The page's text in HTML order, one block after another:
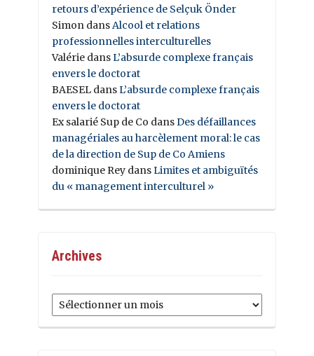
retours d’expérience de Selçuk Önder
Simon dans Alcool et relations
professionnelles interculturelles
Valérie dansL’absurde complexe français
envers le doctorat
BAESEL dansL’absurde complexe français
envers le doctorat
Ex salarié Sup de Co dans Des défaillances
managériales au harcèlement moral: le cas
de la direction de Sup de Co Amiens
dominique Rey dansLimites et ambiguïtés
du « management interculturel »
Archives
Archives